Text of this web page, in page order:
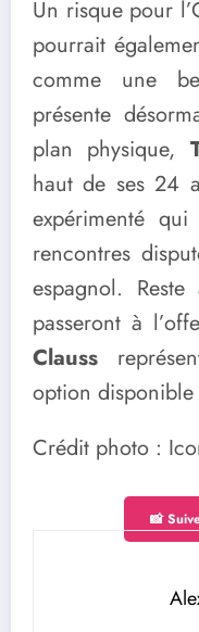
Un risque pour
pourrait
comme une
présente
plan physique,
haut de ses 24
expérimenté
rencontres
espagnol.
passeront à
Clauss
option
Crédit photo :
📸